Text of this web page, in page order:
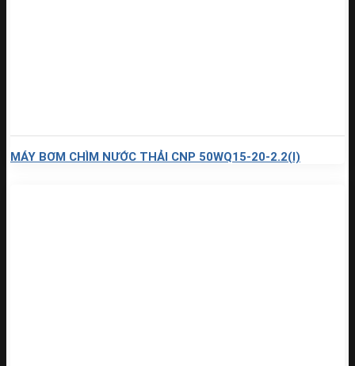
MÁY BƠM CHÌM NƯỚC THẢI CNP 50WQ15-20-2.2(I)